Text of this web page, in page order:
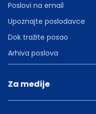
Poslovi na email
Upoznajte poslodavce
Dok tražite posao
Arhiva poslova
Za medije